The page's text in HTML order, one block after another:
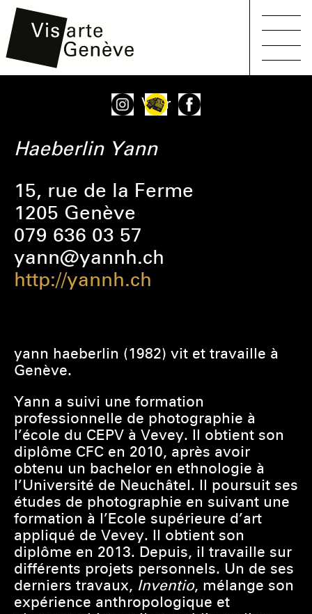
principal
Voir
Haeberlin Yann
15, rue de la Ferme
1205 Genève
079 636 03 57
yann@yannh.ch
http://yannh.ch
yann haeberlin (1982) vit et travaille à
Genève.
Yann a suivi une formation
professionnelle de photographie à
l’école du CEPV à Vevey. Il obtient son
diplôme CFC en 2010, après avoir
obtenu un bachelor en ethnologie à
l’Université de Neuchâtel. Il poursuit ses
études de photographie en suivant une
formation à l’Ecole supérieure d’art
appliqué de Vevey. Il obtient son
diplôme en 2013. Depuis, il travaille sur
différents projets personnels. Un de ses
derniers travaux, Inventio, mélange son
expérience anthropologique et